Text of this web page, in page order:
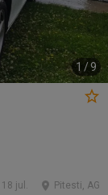
1 /9
Pitesti, AG
18 jul.